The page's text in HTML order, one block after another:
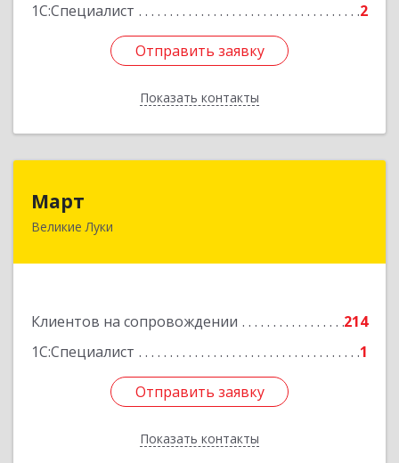
1С:Специалист
2
Отправить заявку
Показать контакты
Отправить заявку
Назад
Март
Великие Луки
Клиентов на сопровождении
214
1С:Специалист
1
Отправить заявку
Показать контакты
182113, Псковская обл, Великие Луки г,
Отправить заявку
Назад